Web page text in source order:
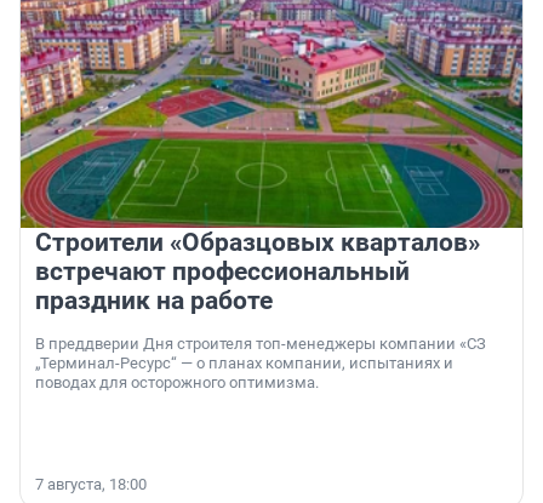
Строители «Образцовых кварталов»
встречают профессиональный
праздник на работе
В преддверии Дня строителя топ-менеджеры компании «СЗ
„Терминал-Ресурс“ — о планах компании, испытаниях и
поводах для осторожного оптимизма.
7 августа, 18:00